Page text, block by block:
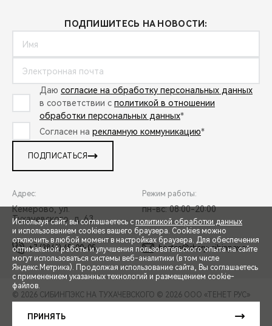
СПЕЦПРЕДЛОЖЕНИЯ
ЗАПИСЬ НА ТЕСТ-ДРАЙВ
ПОДПИШИТЕСЬ НА НОВОСТИ:
Даю согласие на обработку персональных данных
в соответствии с политикой в отношении
обработки персональных данных*
Согласен на рекламную коммуникацию*
ПОДПИСАТЬСЯ
Адрес:
Кемерово, ул.
Тухачевского, д. 63
Режим работы:
пн-вс: 08:00-20:00
+7 (3842) 45-00-05 hostes@chery-sibinpex.ru
© 2026 СИБИНПЭКС НА ТУХАЧЕВСКОГО © 2026 ООО «ТЕНЕТ РУС»
Сделано в ПЕРКС
Используя сайт, вы соглашаетесь с политикой обработки данных
и использованием cookies вашего браузера. Cookies можно
отключить в любой момент в настройках браузера. Для обеспечения
оптимальной работы и улучшения пользовательского опыта на сайте
могут использоваться системы веб-аналитики (в том числе
Яндекс.Метрика). Продолжая использование сайта, Вы соглашаетесь
с применением указанных технологий и размещением cookie-
файлов.
ПРИНЯТЬ